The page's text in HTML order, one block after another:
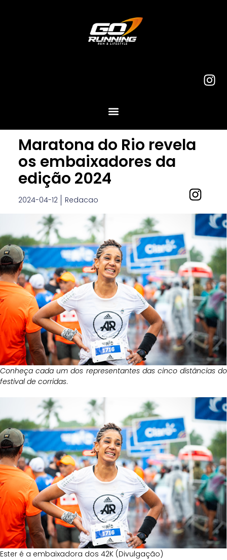
Maratona do Rio revela
os embaixadores da
edição 2024
2024-04-12 Redacao
Conheça cada um dos representantes das cinco distâncias do
festival de corridas.
Ester é a embaixadora dos 42K (Divulgação)